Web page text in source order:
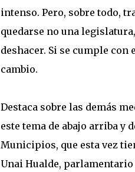
intenso. Pero, sobre todo,
quedarse no una
deshacer. Si se cumple
cambio.
Destaca sobre las demás
este tema de abajo arriba y
Municipios, que esta vez
Unai Hualde, parlamentario